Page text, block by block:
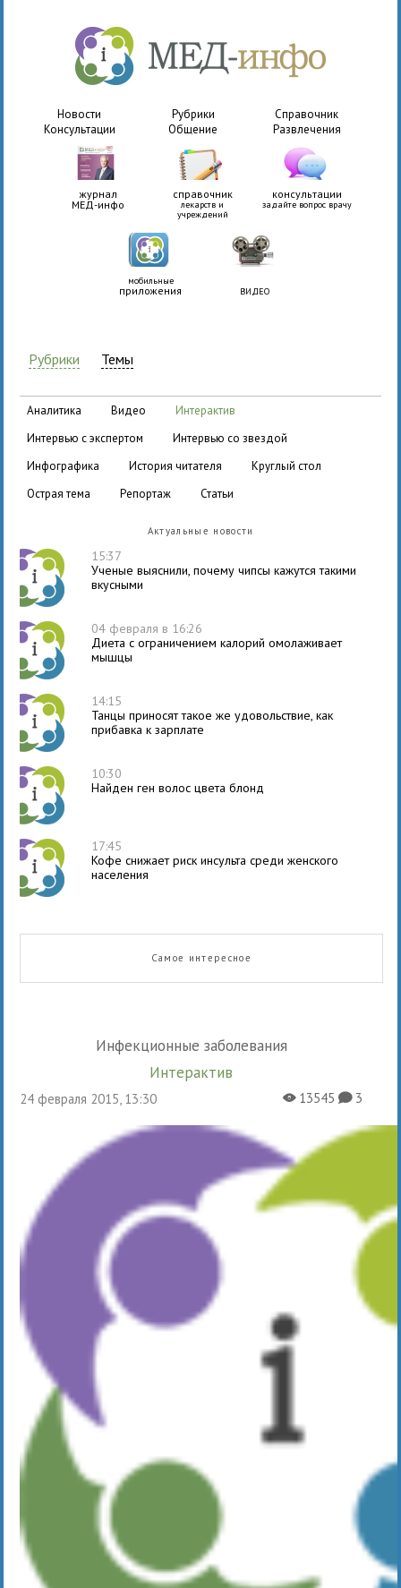
Новости Рубрики
Справочник
Консультации
Общение Развлечения
журнал
МЕД-инфо
справочник
лекарств и
учреждений
консультации
задайте вопрос врачу
мобильные
приложения ВИДЕО
Рубрики Темы
аналитика видео
интерактив
интервью с экспертом
интервью со звездой
инфографика
история читателя
круглый стол
острая тема
репортаж статьи
Актуальные новости
15:37
Ученые выяснили, почему чипсы кажутся такими
вкусными
04 февраля в 16:26
Диета с ограничением калорий омолаживает
мышцы
14:15
Танцы приносят такое же удовольствие, как
прибавка к зарплате
10:30
Найден ген волос цвета блонд
17:45
Кофе снижает риск инсульта среди женского
населения
Самое интересное
Инфекционные заболевания
Интерактив
24 февраля 2015, 13:30 X13545K3